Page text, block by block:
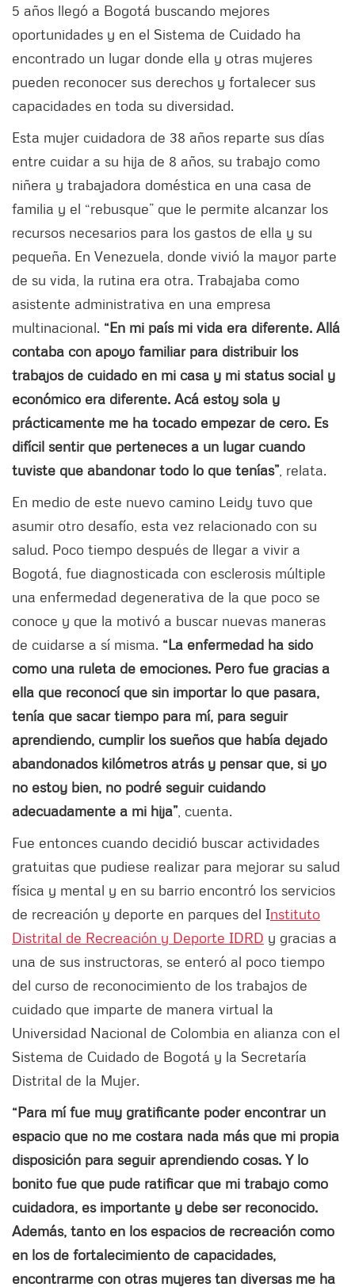
5 años llegó a Bogotá buscando mejores
oportunidades y en el Sistema de Cuidado ha
encontrado un lugar donde ella y otras mujeres
pueden reconocer sus derechos y fortalecer sus
capacidades en toda su diversidad.
Esta mujer cuidadora de 38 años reparte sus días
entre cuidar a su hija de 8 años, su trabajo como
niñera y trabajadora doméstica en una casa de
familia y el “rebusque” que le permite alcanzar los
recursos necesarios para los gastos de ella y su
pequeña. En Venezuela, donde vivió la mayor parte
de su vida, la rutina era otra. Trabajaba como
asistente administrativa en una empresa
multinacional. “En mi país mi vida era diferente. Allá
contaba con apoyo familiar para distribuir los
trabajos de cuidado en mi casa y mi status social y
económico era diferente. Acá estoy sola y
prácticamente me ha tocado empezar de cero. Es
difícil sentir que perteneces a un lugar cuando
tuviste que abandonar todo lo que tenías” , relata.
En medio de este nuevo camino Leidy tuvo que
asumir otro desafío, esta vez relacionado con su
salud. Poco tiempo después de llegar a vivir a
Bogotá, fue diagnosticada con esclerosis múltiple
una enfermedad degenerativa de la que poco se
conoce y que la motivó a buscar nuevas maneras
de cuidarse a sí misma. “La enfermedad ha sido
como una ruleta de emociones. Pero fue gracias a
ella que reconocí que sin importar lo que pasara,
tenía que sacar tiempo para mí, para seguir
aprendiendo, cumplir los sueños que había dejado
abandonados kilómetros atrás y pensar que, si yo
no estoy bien, no podré seguir cuidando
adecuadamente a mi hija” , cuenta.
Fue entonces cuando decidió buscar actividades
gratuitas que pudiese realizar para mejorar su salud
física y mental y en su barrio encontró los servicios
de recreación y deporte en parques del Instituto
Distrital de Recreación y Deporte IDRD y gracias a
una de sus instructoras, se enteró al poco tiempo
del curso de reconocimiento de los trabajos de
cuidado que imparte de manera virtual la
Universidad Nacional de Colombia en alianza con el
Sistema de Cuidado de Bogotá y la Secretaría
Distrital de la Mujer.
“Para mí fue muy gratificante poder encontrar un
espacio que no me costara nada más que mi propia
disposición para seguir aprendiendo cosas. Y lo
bonito fue que pude ratificar que mi trabajo como
cuidadora, es importante y debe ser reconocido.
Además, tanto en los espacios de recreación como
en los de fortalecimiento de capacidades,
encontrarme con otras mujeres tan diversas me ha